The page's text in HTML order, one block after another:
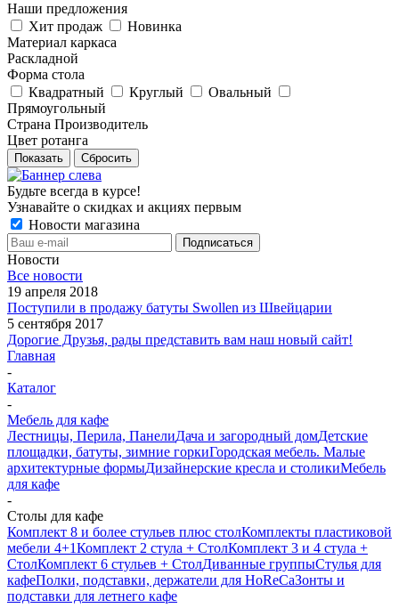
Наши предложения
Хит продаж
Новинка
Материал каркаса
Раскладной
Форма стола
Квадратный
Круглый
Овальный
Прямоугольный
Страна Производитель
Цвет ротанга
Показать Сбросить
Будьте всегда в курсе!
Узнавайте о скидках и акциях первым
Новости магазина
Новости
Все новости
19 апреля 2018
Поступили в продажу батуты Swollen из Швейцарии
5 сентября 2017
Дорогие Друзья, рады представить вам наш новый сайт!
Главная
-
Каталог
-
Мебель для кафе
Лестницы, Перила, ПанелиДача и загородный домДетские
площадки, батуты, зимние горкиГородская мебель. Малые
архитектурные формыДизайнерские кресла и столикиМебель
для кафе
-
Столы для кафе
Комплект 8 и более стульев плюс столКомплекты пластиковой
мебели 4+1Комплект 2 стула + СтолКомплект 3 и 4 стула +
СтолКомплект 6 стульев + СтолДиванные группыСтулья для
кафеПолки, подставки, держатели для HoReCaЗонты и
подставки для летнего кафе